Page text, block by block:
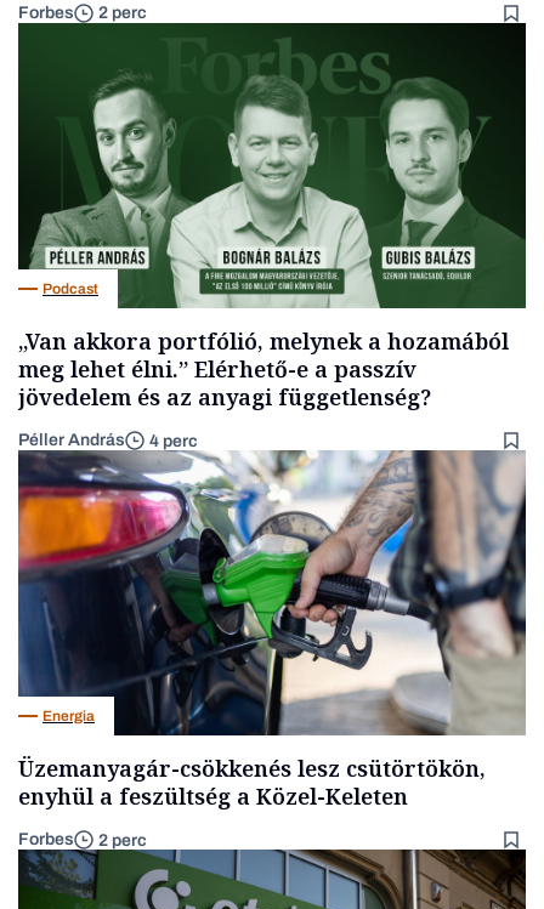
Forbes 2 perc
Podcast
„Van akkora portfólió, melynek a hozamából
meg lehet élni.” Elérhető-e a passzív
jövedelem és az anyagi függetlenség?
Péller András 4 perc
Energia
Üzemanyagár-csökkenés lesz csütörtökön,
enyhül a feszültség a Közel-Keleten
Forbes 2 perc